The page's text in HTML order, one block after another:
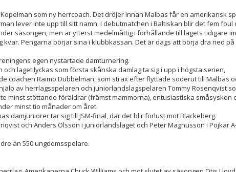
som ny herrcoach. Det dröjer innan Malbas får en amerikansk
lever inte upp till sitt namn. I debutmatchen i Baltiskan blir det fem foul
säsongen, men är ytterst medelmåttig i förhållande till lagets tidigare
Pengarna börjar sina i klubbkassan. Det är dags att börja dra ned på
egen nystartade damturnering.
laget lyckas som första skånska damlag ta sig i upp i högsta serien,
coachen Raimo Dubbelman, som strax efter flyttade söderut till Malbas
av herrlagsspelaren och juniorlandslagspelaren Tommy Rosenqvist
minst stöttande föräldrar (främst mammorna), entusiastiska småsyskon
minst tio månader om året.
damjuniorer tar sig till JSM-final, där det blir förlust mot Blackeberg.
och Anders Olsson i juniorlandslaget och Peter Magnusson i Pojkar
än 550 ungdomsspelare.